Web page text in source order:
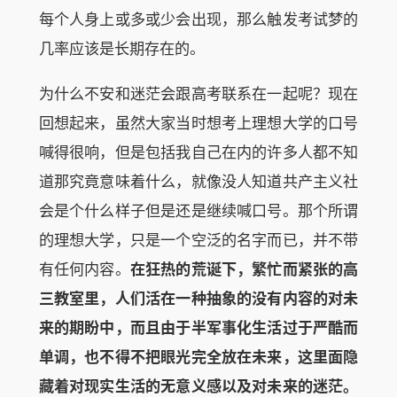
每个人身上或多或少会出现，那么触发考试梦的
几率应该是长期存在的。
为什么不安和迷茫会跟高考联系在一起呢？现在
回想起来，虽然大家当时想考上理想大学的口号
喊得很响，但是包括我自己在内的许多人都不知
道那究竟意味着什么，就像没人知道共产主义社
会是个什么样子但是还是继续喊口号。那个所谓
的理想大学，只是一个空泛的名字而已，并不带
有任何内容。 在狂热的荒诞下，繁忙而紧张的高
三教室里，人们活在一种抽象的没有内容的对未
来的期盼中，而且由于半军事化生活过于严酷而
单调，也不得不把眼光完全放在未来，这里面隐
藏着对现实生活的无意义感以及对未来的迷茫。